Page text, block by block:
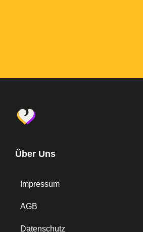
Über Uns
Impressum
AGB
Datenschutz